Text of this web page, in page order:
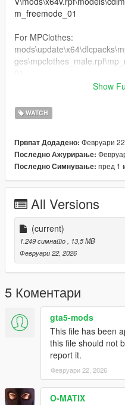
m_freemode_01
For MPClothes:
https://discord.gg/stone
Show
WATCH
Првпат Додадено: Февруари
Последно Ажурирање:
Последно Симнување: пред 1
All Versions
(current)
1.249 симнато, 13,5 MB
Февруари 22, 2026
5 Коментари
gta5-mods
This file has been
this file should not
report it.
Февруари 22, 2026
O-MATIX